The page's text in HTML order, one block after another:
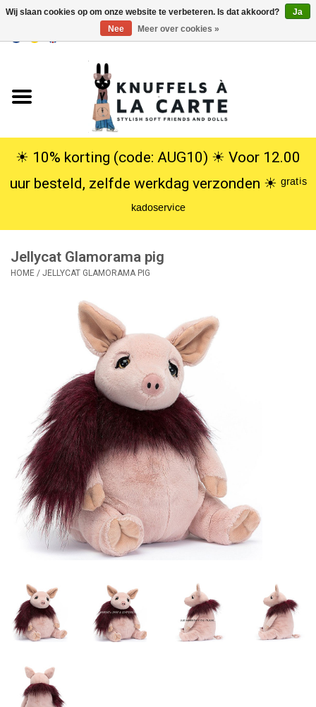
USD
Knuffels
Poppen
SALE
Cadeauservice
☀︎ 10% korting (code: AUG10) ☀︎ Voor 12.00
uur besteld, zelfde werkdag verzonden ☀︎ ᵍʳᵃᵗⁱˢ
ᵏᵃᵈᵒˢᵉʳᵛⁱᶜᵉ
Jellycat Glamorama pig
HOME / JELLYCAT GLAMORAMA PIG
Wij slaan cookies op om onze website te verbeteren. Is dat akkoord?
Ja
Nee
Meer over cookies »